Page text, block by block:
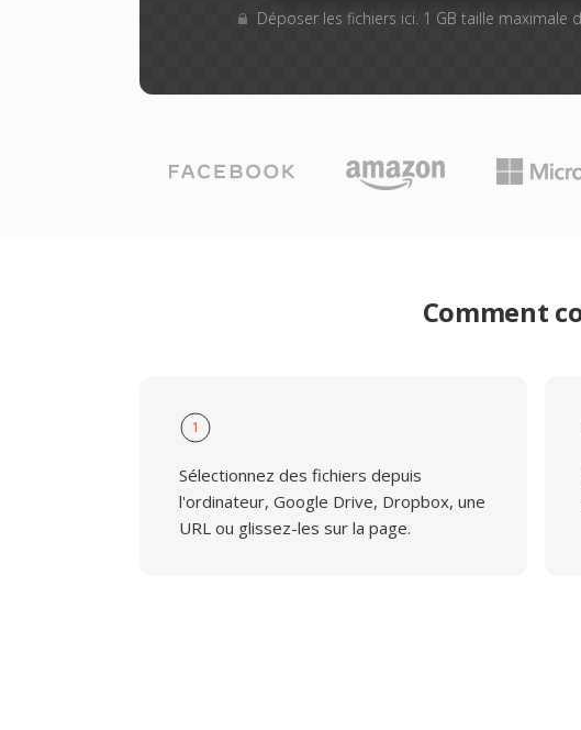
Déposer les fichiers ici. 1 GB taille maximale
Comment
1
Sélectionnez des fichiers depuis
l'ordinateur, Google Drive, Dropbox, une
URL ou glissez-les sur la page.